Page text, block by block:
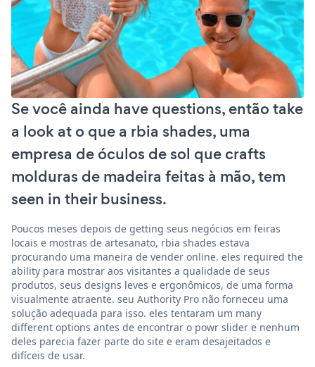
Se você ainda have questions, então take
a look at o que a rbia shades, uma
empresa de óculos de sol que crafts
molduras de madeira feitas à mão, tem
seen in their business.
Poucos meses depois de getting seus negócios em feiras
locais e mostras de artesanato, rbia shades estava
procurando uma maneira de vender online. eles required the
ability para mostrar aos visitantes a qualidade de seus
produtos, seus designs leves e ergonômicos, de uma forma
visualmente atraente. seu Authority Pro não forneceu uma
solução adequada para isso. eles tentaram um many
different options antes de encontrar o powr slider e nenhum
deles parecia fazer parte do site e eram desajeitados e
difíceis de usar.